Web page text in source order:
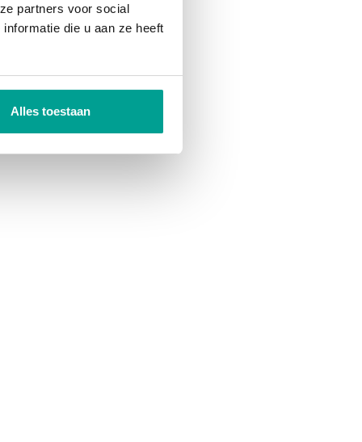
partners voor social
die u aan ze heeft
Alles toestaan